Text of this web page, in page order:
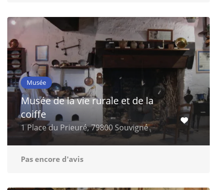
Musée
Musée de la vie rurale et de la
coiffe
1 Place du Prieuré, 79800 Souvigné
Pas encore d'avis